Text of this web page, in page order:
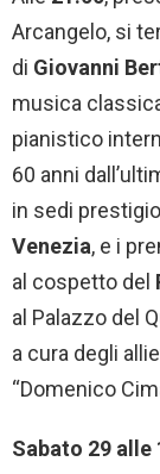
Arcangelo, si
di Giovanni
musica
pianistico
60 anni
in sedi
Venezia, e i
al cospetto del
al Palazzo del
a cura degli
“Domenico
Sabato 29 alle